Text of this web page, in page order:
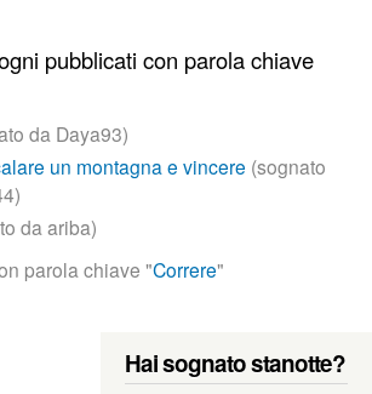
pubblicati con parola chiave
da Daya93)
un montagna e vincere (sognato
)
da ariba)
parola chiave "Correre"
Hai sognato stanotte?